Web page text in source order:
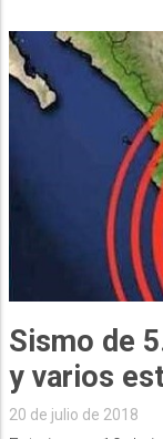
Sismo de
y varios
20 de julio de 2018